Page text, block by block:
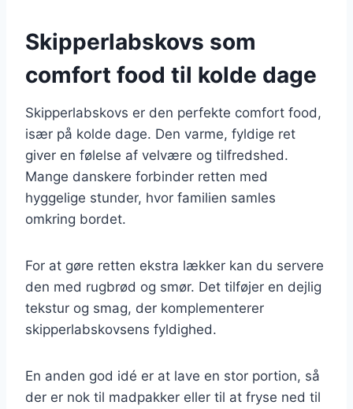
Skipperlabskovs som
comfort food til kolde dage
Skipperlabskovs er den perfekte comfort food,
især på kolde dage. Den varme, fyldige ret
giver en følelse af velvære og tilfredshed.
Mange danskere forbinder retten med
hyggelige stunder, hvor familien samles
omkring bordet.
For at gøre retten ekstra lækker kan du servere
den med rugbrød og smør. Det tilføjer en dejlig
tekstur og smag, der komplementerer
skipperlabskovsens fyldighed.
En anden god idé er at lave en stor portion, så
der er nok til madpakker eller til at fryse ned til